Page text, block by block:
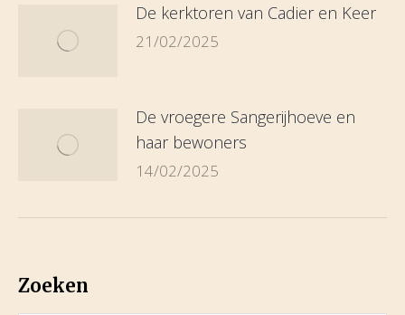
De kerktoren van Cadier en Keer
21/02/2025
De vroegere Sangerijhoeve en
haar bewoners
14/02/2025
Zoeken